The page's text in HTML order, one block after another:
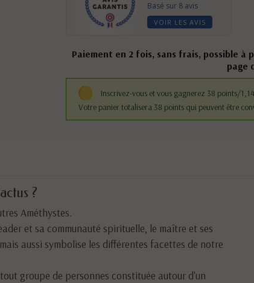
Basé sur 8 avis
VOIR LES AVIS
Paiement en 2 fois, sans frais, possible
page
Inscrivez-vous et vous gagnerez 38 points/
Votre panier totalisera 38 points qui peuvent être
?
Améthystes.
et sa communauté spirituelle, le maître et ses
aussi symbolise les différentes facettes de notre
groupe de personnes constituée autour d'un